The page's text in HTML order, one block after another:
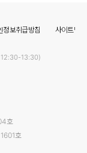
정보취급방침 사이트맵
13:30)
호
호